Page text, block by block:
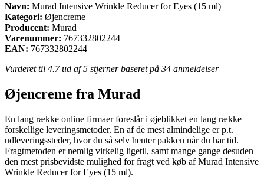
Navn: Murad Intensive Wrinkle Reducer for Eyes (15 ml)
Kategori: Øjencreme
Producent: Murad
Varenummer: 767332802244
EAN: 767332802244
Vurderet til 4.7ud af 5 stjerner baseret på 34 anmeldelser
Øjencreme fra Murad
En lang række online firmaer foreslår i øjeblikket en lang række
forskellige leveringsmetoder. En af de mest almindelige er p.t.
udleveringssteder, hvor du så selv henter pakken når du har tid.
Fragtmetoden er nemlig virkelig ligetil, samt mange gange desuden
den mest prisbevidste mulighed for fragt ved køb af Murad Intensive
Wrinkle Reducer for Eyes (15 ml).